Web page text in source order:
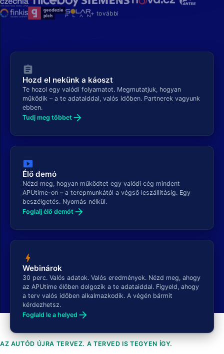
+ további
assignment
Hozd el nekünk a káoszt
Te hozol egy valódi folyamatot. Megmutatjuk, hogyan
működik – a te adataiddal, valós időben. Partnerek vagyunk
ebben.
Tudj meg többet arrow_forward
smart_display
Élő demó
Nézd meg, hogyan működtet egy valódi cég mindent
APUtime-on – a terepmunkától a végső leszállításig. Egy
beszélgetés. Nyomás nélkül.
Foglalj élő demót arrow_forward
bolt
Webinárok
30 perc. Valós adatok. Valós eredmények. Nézd meg, ahogy
az APUtime élőben dolgozik a te adataiddal. Figyeld, ahogy
a terv valós időben alkalmazkodik. A végén bármit
kérdezhetsz.
Foglald le a helyed arrow_forward
AZ AUTÓD ÚJRA TERVEZ. A TERVED IS TEGYEN ÍGY.